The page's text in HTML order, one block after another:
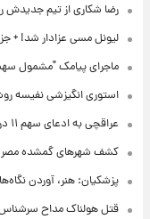
رضا شکاری از تیم جدیدش
لیونل مسی عزادار شد! +
ماجرای پیامک "مشمول
استوری انگیزشی نفیسه
عراقچی به ادعای سهم ۱۱ درصدی ایران از خزر پاسخ داد
کشف شهرهای گمشده مصر
پزشکیان: هنر، آوردن
قتل هولناک مداح سرشناس